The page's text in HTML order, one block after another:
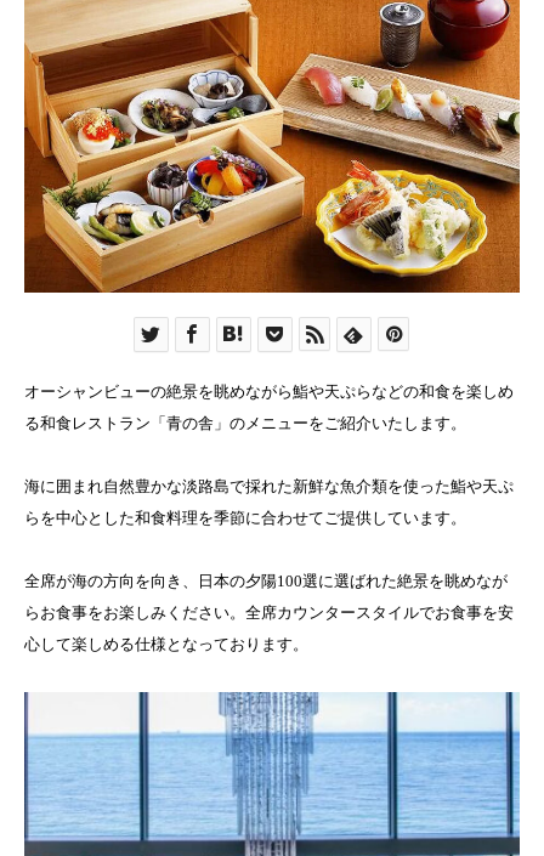
オーシャンビューの絶景を眺めながら鮨や天ぷらなどの和食を楽しめ
る和食レストラン「青の舎」のメニューをご紹介いたします。
海に囲まれ自然豊かな淡路島で採れた新鮮な魚介類を使った鮨や天ぷ
らを中心とした和食料理を季節に合わせてご提供しています。
全席が海の方向を向き、日本の夕陽100選に選ばれた絶景を眺めなが
らお食事をお楽しみください。全席カウンタースタイルでお食事を安
心して楽しめる仕様となっております。